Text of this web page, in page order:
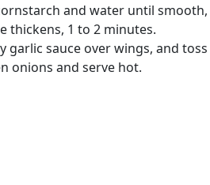
and water until smooth,
thickens, 1 to 2 minutes.
sauce over wings, and toss
onions and serve hot.